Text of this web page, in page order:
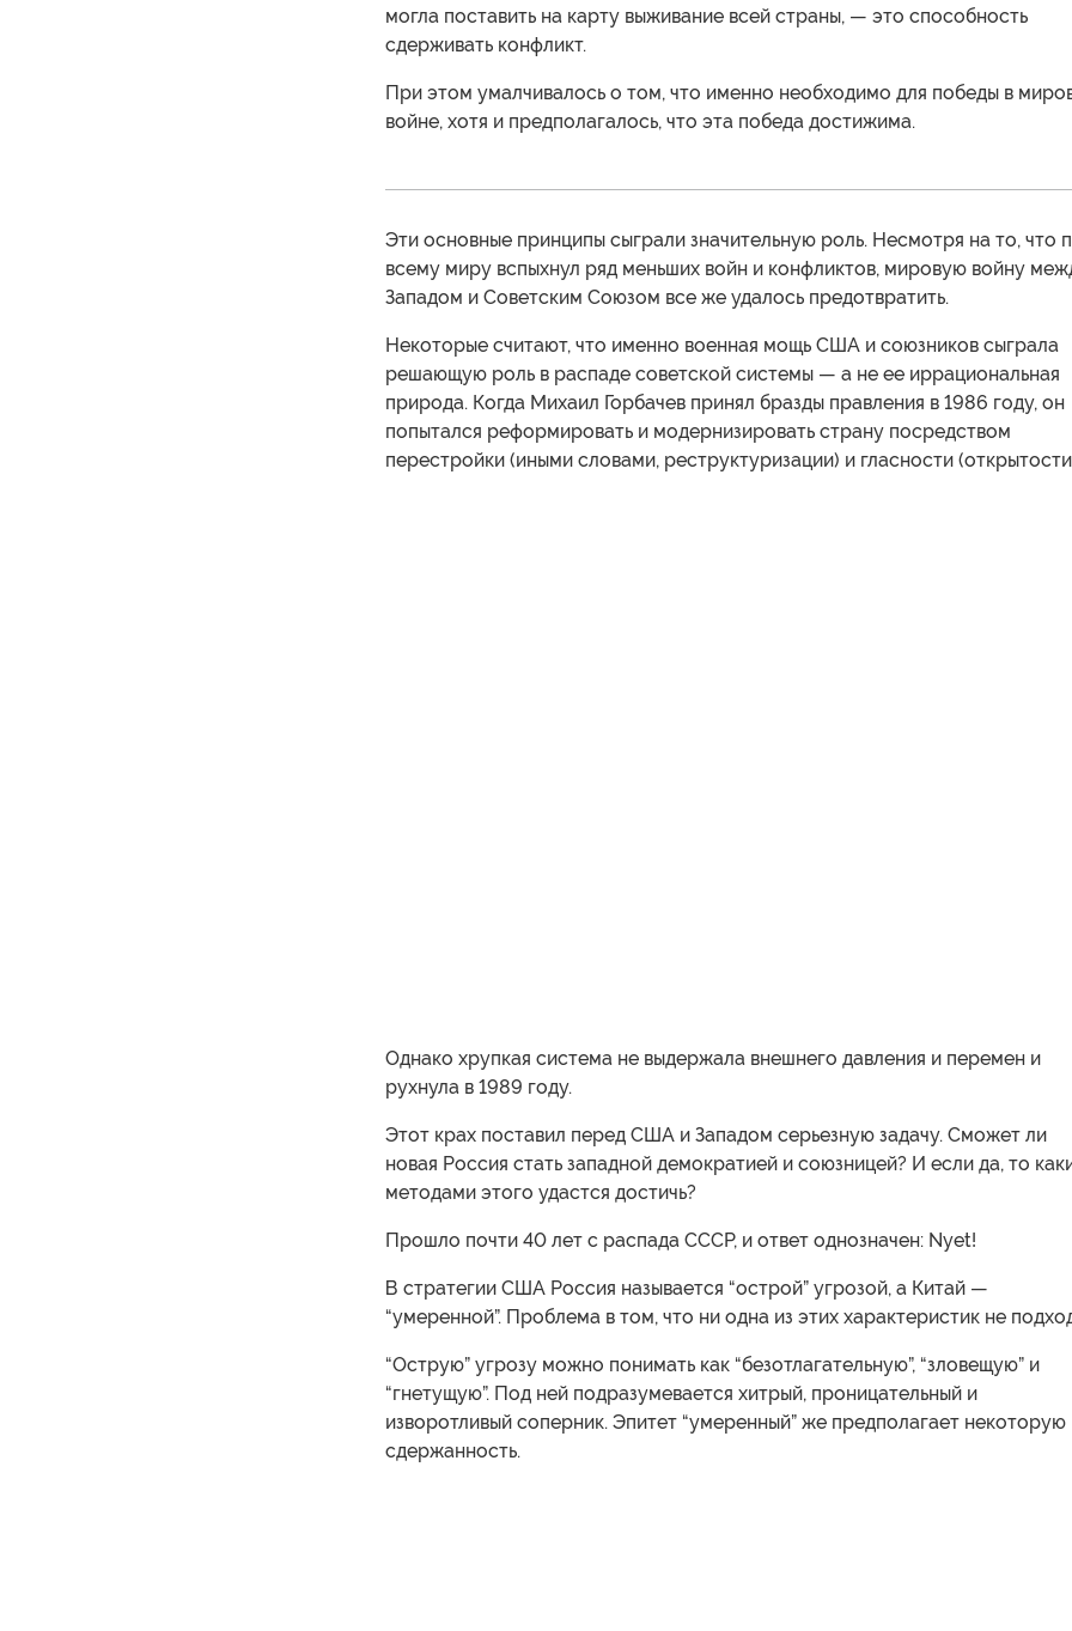
могла поставить на карту выживание всей страны, — это способность
сдерживать конфликт.
При этом умалчивалось о том, что именно необходимо для победы в
войне, хотя и предполагалось, что эта победа достижима.
Эти основные принципы сыграли значительную роль. Несмотря на то, что
всему миру вспыхнул ряд меньших войн и конфликтов, мировую войну
Западом и Советским Союзом все же удалось предотвратить.
Некоторые считают, что именно военная мощь США и союзников сыграла
решающую роль в распаде советской системы — а не ее иррациональная
природа. Когда Михаил Горбачев принял бразды правления в 1986 году, он
попытался реформировать и модернизировать страну посредством
перестройки (иными словами, реструктуризации) и гласности
Однако хрупкая система не выдержала внешнего давления и перемен и
рухнула в 1989 году.
Этот крах поставил перед США и Западом серьезную задачу. Сможет ли
новая Россия стать западной демократией и союзницей? И если да, то
методами этого удастся достичь?
Прошло почти 40 лет с распада СССР, и ответ однозначен: Nyet!
В стратегии США Россия называется “острой” угрозой, а Китай —
“умеренной”. Проблема в том, что ни одна из этих характеристик не
“Острую” угрозу можно понимать как “безотлагательную”, “зловещую” и
“гнетущую”. Под ней подразумевается хитрый, проницательный и
изворотливый соперник. Эпитет “умеренный” же предполагает некоторую
сдержанность.